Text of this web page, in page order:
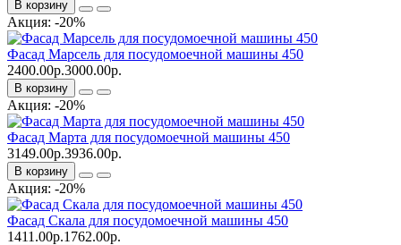
В корзину
Акция: -20%
Фасад Марсель для посудомоечной машины 450
2400.00р.3000.00р.
В корзину
Акция: -20%
Фасад Марта для посудомоечной машины 450
3149.00р.3936.00р.
В корзину
Акция: -20%
Фасад Скала для посудомоечной машины 450
1411.00р.1762.00р.